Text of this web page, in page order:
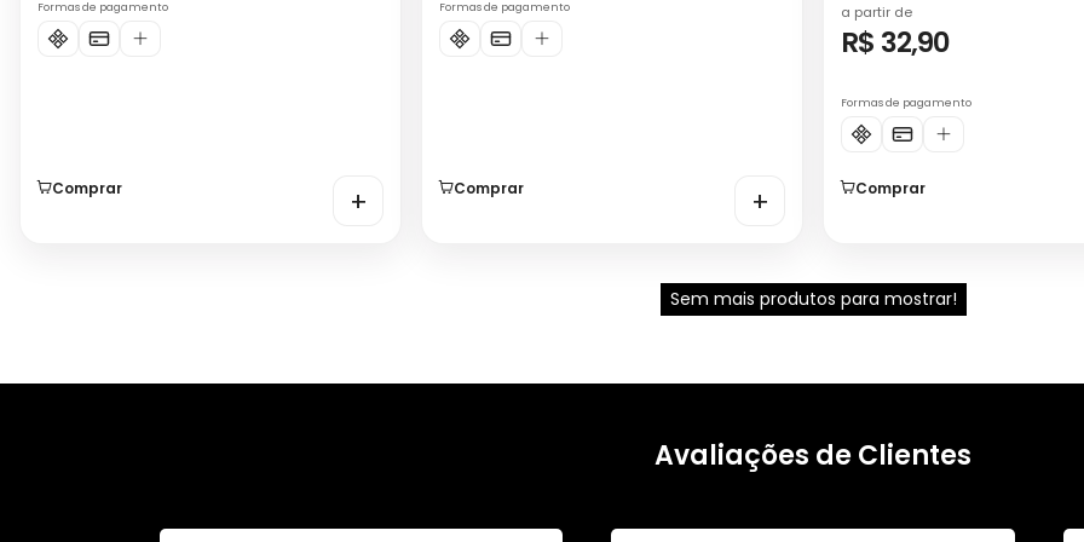
Formas de pagamento
Comprar +
Formas de pagamento
Comprar +
a partir de
R$ 32,90
Formas de pagamento
Comprar
Sem mais produtos para mostrar!
Avaliações de Clientes